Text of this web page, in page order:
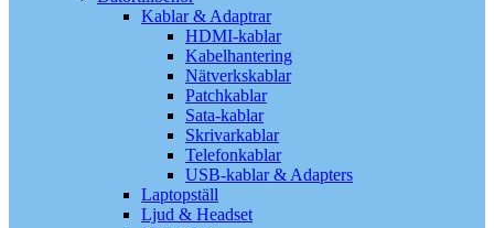
Kablar & Adaptrar
HDMI-kablar
Kabelhantering
Nätverkskablar
Patchkablar
Sata-kablar
Skrivarkablar
Telefonkablar
USB-kablar & Adapters
Laptopställ
Ljud & Headset